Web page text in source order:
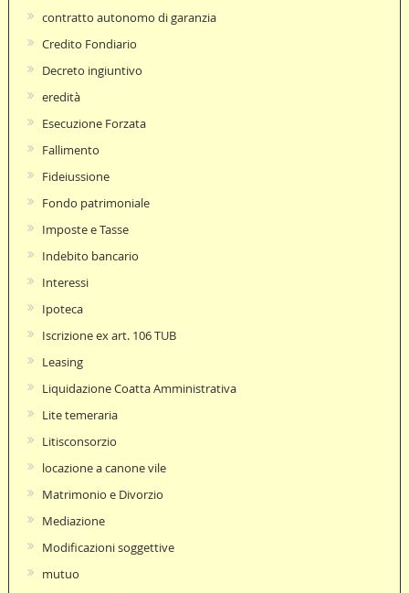
contratto autonomo di garanzia
Credito Fondiario
Decreto ingiuntivo
eredità
Esecuzione Forzata
Fallimento
Fideiussione
Fondo patrimoniale
Imposte e Tasse
Indebito bancario
Interessi
Ipoteca
Iscrizione ex art. 106 TUB
Leasing
Liquidazione Coatta Amministrativa
Lite temeraria
Litisconsorzio
locazione a canone vile
Matrimonio e Divorzio
Mediazione
Modificazioni soggettive
mutuo